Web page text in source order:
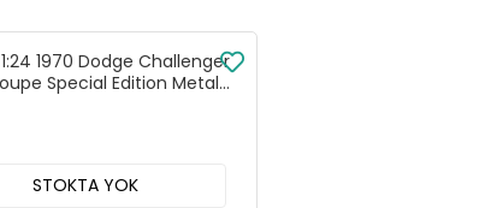
1970 Dodge Challenger
Special Edition Metal
STOKTA YOK